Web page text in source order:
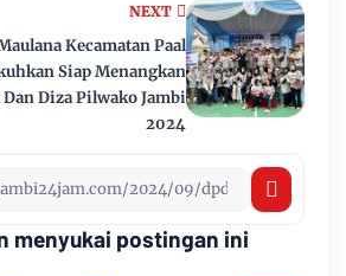
NEXT
Kecamatan Paal
Siap Menangkan
Diza Pilwako Jambi
2024
menyukai postingan ini